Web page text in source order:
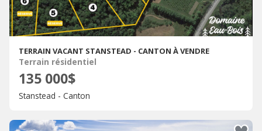
TERRAIN VACANT STANSTEAD - CANTON À VENDRE
Terrain résidentiel
135 000$
Stanstead - Canton